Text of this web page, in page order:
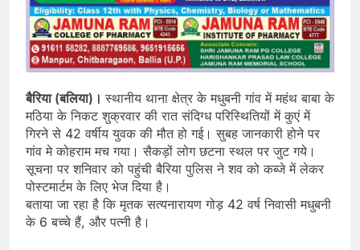
बैरिया (बलिया)।स्थानीय थाना क्षेत्र के मधुबनी गांव में महंथ बाबा के
मठिया के निकट शुक्रवार की रात संदिग्ध परिस्थितियों में कुएं में
गिरने से 42 वर्षीय युवक की मौत हो गई। सुबह जानकारी होने पर
गांव मे कोहराम मच गया। सैकड़ों लोग छटना स्थल पर जुट गये।
सूचना पर शनिवार को पहुंची बैरिया पुलिस ने शव को कब्जे में लेकर
पोस्टमार्टम के लिए भेज दिया है।
बताया जा रहा है कि मृतक सत्यनारायण गोड़ 42 वर्ष निवासी मधुबनी
के 6 बच्चे हैं, और पत्नी है।